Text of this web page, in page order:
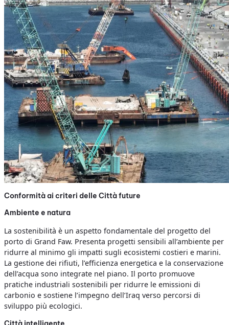
Conformità ai criteri delle Città future
Ambiente e natura
La sostenibilità è un aspetto fondamentale del progetto del
porto di Grand Faw. Presenta progetti sensibili all’ambiente per
ridurre al minimo gli impatti sugli ecosistemi costieri e marini.
La gestione dei rifiuti, l’efficienza energetica e la conservazione
dell’acqua sono integrate nel piano. Il porto promuove
pratiche industriali sostenibili per ridurre le emissioni di
carbonio e sostiene l’impegno dell’Iraq verso percorsi di
sviluppo più ecologici.